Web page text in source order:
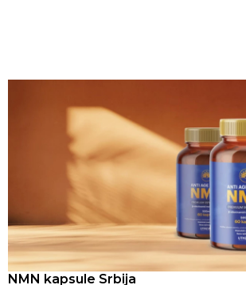
NMN kapsule Srbija